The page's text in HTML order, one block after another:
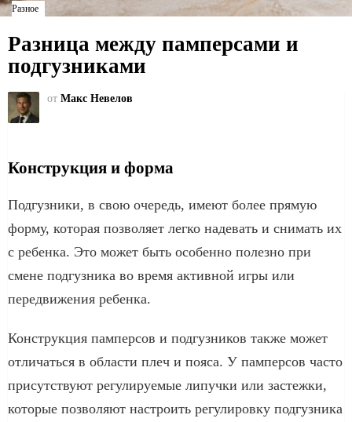
Разное
Разница между памперсами и
подгузниками
от Макс Невелов
Конструкция и форма
Подгузники, в свою очередь, имеют более прямую
форму, которая позволяет легко надевать и снимать их
с ребенка. Это может быть особенно полезно при
смене подгузника во время активной игры или
передвижения ребенка.
Конструкция памперсов и подгузников также может
отличаться в области плеч и пояса. У памперсов часто
присутствуют регулируемые липучки или застежки,
которые позволяют настроить регулировку подгузника